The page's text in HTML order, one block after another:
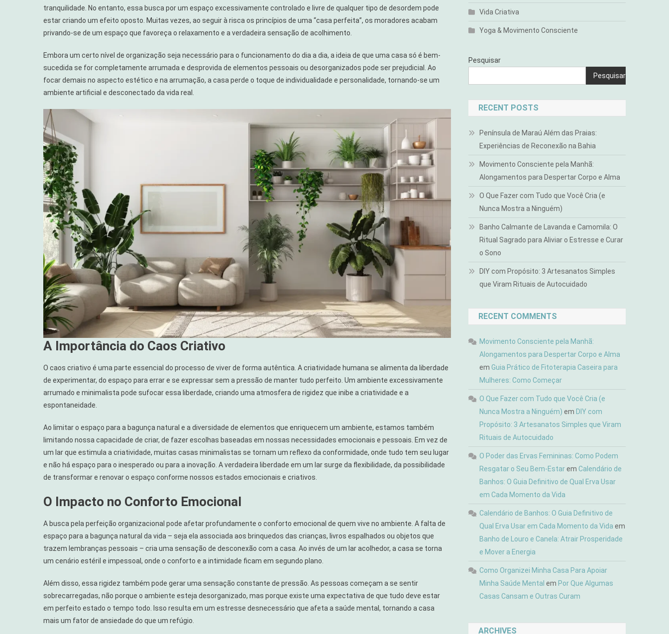
tranquilidade. No entanto, essa busca por um espaço excessivamente controlado e livre de qualquer tipo de desordem pode
estar criando um efeito oposto. Muitas vezes, ao seguir à risca os princípios de uma “casa perfeita”, os moradores acabam
privando-se de um espaço que favoreça o relaxamento e a verdadeira sensação de acolhimento.
Embora um certo nível de organização seja necessário para o funcionamento do dia a dia, a ideia de que uma casa só é bem-
sucedida se for completamente arrumada e desprovida de elementos pessoais ou desorganizados pode ser prejudicial. Ao
focar demais no aspecto estético e na arrumação, a casa perde o toque de individualidade e personalidade, tornando-se um
ambiente artificial e desconectado da vida real.
A Importância do Caos Criativo
O caos criativo é uma parte essencial do processo de viver de forma autêntica. A criatividade humana se alimenta da liberdade
de experimentar, do espaço para errar e se expressar sem a pressão de manter tudo perfeito. Um ambiente excessivamente
arrumado e minimalista pode sufocar essa liberdade, criando uma atmosfera de rigidez que inibe a criatividade e a
espontaneidade.
Ao limitar o espaço para a bagunça natural e a diversidade de elementos que enriquecem um ambiente, estamos também
limitando nossa capacidade de criar, de fazer escolhas baseadas em nossas necessidades emocionais e pessoais. Em vez de
um lar que estimula a criatividade, muitas casas minimalistas se tornam um reflexo da conformidade, onde tudo tem seu lugar
e não há espaço para o inesperado ou para a inovação. A verdadeira liberdade em um lar surge da flexibilidade, da possibilidade
de transformar e renovar o espaço conforme nossos estados emocionais e criativos.
O Impacto no Conforto Emocional
A busca pela perfeição organizacional pode afetar profundamente o conforto emocional de quem vive no ambiente. A falta de
espaço para a bagunça natural da vida – seja ela associada aos brinquedos das crianças, livros espalhados ou objetos que
trazem lembranças pessoais – cria uma sensação de desconexão com a casa. Ao invés de um lar acolhedor, a casa se torna
um cenário estéril e impessoal, onde o conforto e a intimidade ficam em segundo plano.
Além disso, essa rigidez também pode gerar uma sensação constante de pressão. As pessoas começam a se sentir
sobrecarregadas, não porque o ambiente esteja desorganizado, mas porque existe uma expectativa de que tudo deve estar
em perfeito estado o tempo todo. Isso resulta em um estresse desnecessário que afeta a saúde mental, tornando a casa
mais um fator de ansiedade do que um refúgio.
Vida Criativa
Yoga & Movimento Consciente
Pesquisar
Pesquisar
RECENT POSTS
Península de Maraú Além das Praias:
Experiências de Reconexão na Bahia
Movimento Consciente pela Manhã:
Alongamentos para Despertar Corpo e Alma
O Que Fazer com Tudo que Você Cria (e
Nunca Mostra a Ninguém)
Banho Calmante de Lavanda e Camomila: O
Ritual Sagrado para Aliviar o Estresse e Curar
o Sono
DIY com Propósito: 3 Artesanatos Simples
que Viram Rituais de Autocuidado
RECENT COMMENTS
Movimento Consciente pela Manhã:
Alongamentos para Despertar Corpo e Alma
emGuia Prático de Fitoterapia Caseira para
Mulheres: Como Começar
O Que Fazer com Tudo que Você Cria (e
Nunca Mostra a Ninguém) em DIY com
Propósito: 3 Artesanatos Simples que Viram
Rituais de Autocuidado
O Poder das Ervas Femininas: Como Podem
Resgatar o Seu Bem-EstaremCalendário de
Banhos: O Guia Definitivo de Qual Erva Usar
em Cada Momento da Vida
Calendário de Banhos: O Guia Definitivo de
Qual Erva Usar em Cada Momento da Vida em
Banho de Louro e Canela: Atrair Prosperidade
e Mover a Energia
Como Organizei Minha Casa Para Apoiar
Minha Saúde Mental em Por Que Algumas
Casas Cansam e Outras Curam
ARCHIVES